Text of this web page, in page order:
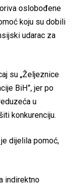
oslobođene
koju su dobili
udarac za
su „Željeznice
BiH”, jer po
u
konkurenciju.
dijelila pomoć,
indirektno